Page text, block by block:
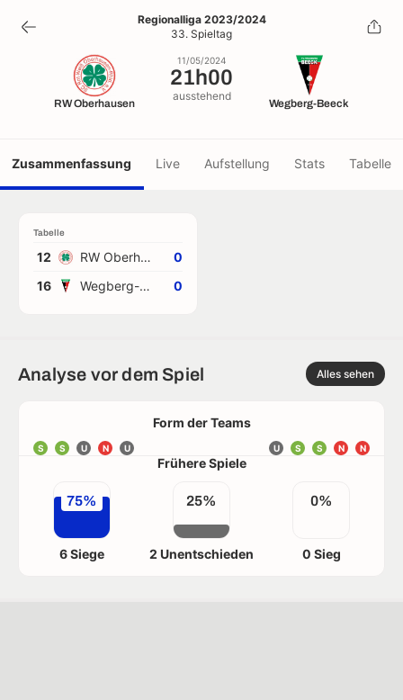
21h00
11/05/2024
Regionalliga 2023/2024
33. Spieltag
RW Oberhausen
11/05/2024
21h00
ausstehend
Wegberg-Beeck
Zusammenfassung Live Aufstellung Stats Tabelle
Tabelle
12 RW Oberhausen
0
16
Wegberg-Beeck 0
Analyse vor dem Spiel Alles sehen
Form der Teams
S S U N U N
N
S
S
U
Frühere Spiele
75%
6 Siege
25%
2 Unentschieden
0%
0 Sieg